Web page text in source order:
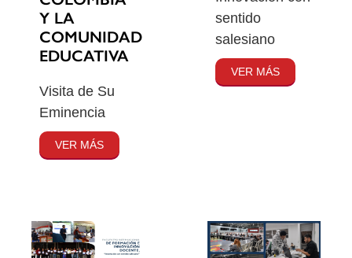
Y LA
COMUNIDAD
EDUCATIVA
Visita de Su
Eminencia
VER MÁS
sentido
salesiano
VER MÁS